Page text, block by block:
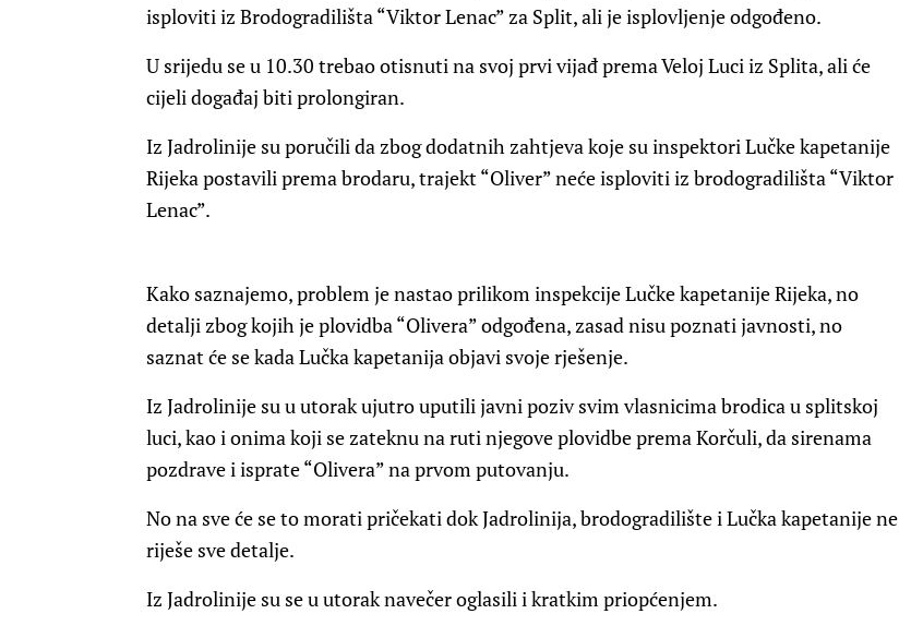
isploviti iz Brodogradilišta “Viktor Lenac” za Split, ali je isplovljenje odgođeno.
U srijedu se u 10.30 trebao otisnuti na svoj prvi vijađ prema Veloj Luci iz Splita, ali će
cijeli događaj biti prolongiran.
Iz Jadrolinije su poručili da zbog dodatnih zahtjeva koje su inspektori Lučke kapetanije
Rijeka postavili prema brodaru, trajekt “Oliver” neće isploviti iz brodogradilišta “Viktor
Lenac”.
Kako saznajemo, problem je nastao prilikom inspekcije Lučke kapetanije Rijeka, no
detalji zbog kojih je plovidba “Olivera” odgođena, zasad nisu poznati javnosti, no
saznat će se kada Lučka kapetanija objavi svoje rješenje.
Iz Jadrolinije su u utorak ujutro uputili javni poziv svim vlasnicima brodica u splitskoj
luci, kao i onima koji se zateknu na ruti njegove plovidbe prema Korčuli, da sirenama
pozdrave i isprate “Olivera” na prvom putovanju.
No na sve će se to morati pričekati dok Jadrolinija, brodogradilište i Lučka kapetanije ne
riješe sve detalje.
Iz Jadrolinije su se u utorak navečer oglasili i kratkim priopćenjem.